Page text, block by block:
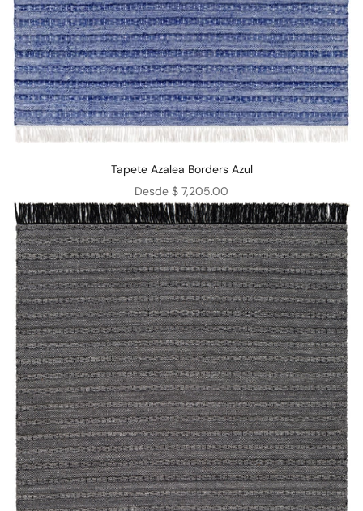
Tapete Azalea Borders Azul
Precio de oferta
Desde $ 7,205.00